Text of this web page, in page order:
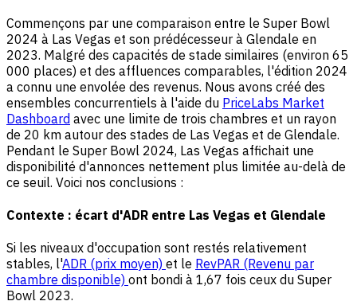
Commençons par une comparaison entre le Super Bowl
2024 à Las Vegas et son prédécesseur à Glendale en
2023. Malgré des capacités de stade similaires (environ 65
000 places) et des affluences comparables, l'édition 2024
a connu une envolée des revenus. Nous avons créé des
ensembles concurrentiels à l'aide du PriceLabs Market
Dashboard avec une limite de trois chambres et un rayon
de 20 km autour des stades de Las Vegas et de Glendale.
Pendant le Super Bowl 2024, Las Vegas affichait une
disponibilité d'annonces nettement plus limitée au-delà de
ce seuil. Voici nos conclusions :
Contexte : écart d'ADR entre Las Vegas et Glendale
Si les niveaux d'occupation sont restés relativement
stables, l'ADR (prix moyen) et le RevPAR (Revenu par
chambre disponible) ont bondi à 1,67 fois ceux du Super
Bowl 2023.